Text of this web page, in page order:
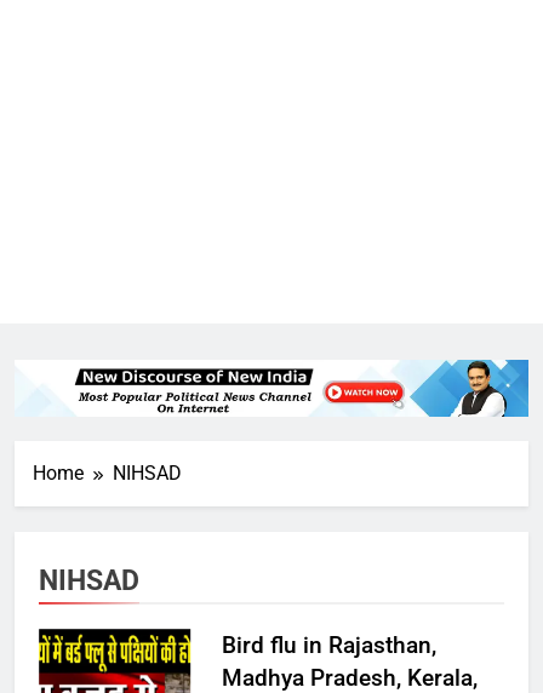
Home NIHSAD
NIHSAD
Bird flu in Rajasthan,
Madhya Pradesh, Kerala,
6